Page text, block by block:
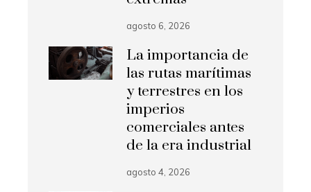
agosto 6, 2026
La importancia de
las rutas marítimas
y terrestres en los
imperios
comerciales antes
de la era industrial
agosto 4, 2026